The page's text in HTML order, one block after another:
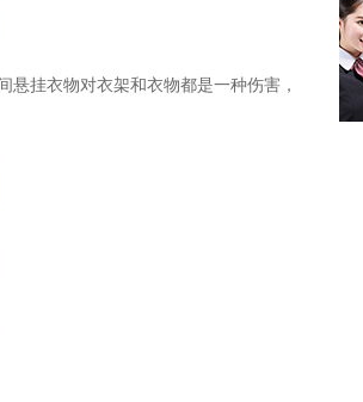
挂衣物对衣架和衣物都是一种伤害，